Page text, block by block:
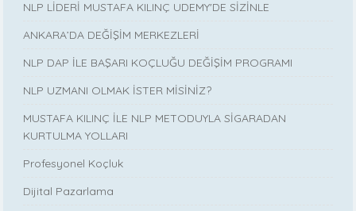
NLP LİDERİ MUSTAFA KILINÇ UDEMY'DE SİZİNLE
ANKARA’DA DEĞİŞİM MERKEZLERİ
NLP DAP İLE BAŞARI KOÇLUĞU DEĞİŞİM PROGRAMI
NLP UZMANI OLMAK İSTER MİSİNİZ?
MUSTAFA KILINÇ İLE NLP METODUYLA SİGARADAN
KURTULMA YOLLARI
Profesyonel Koçluk
Dijital Pazarlama